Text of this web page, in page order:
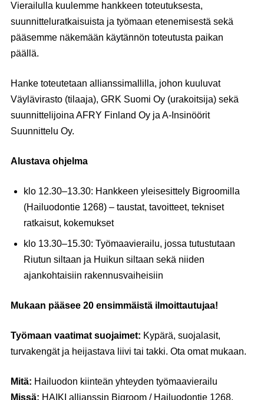
Vierailulla kuulemme hankkeen toteutuksesta,
suunnitteluratkaisuista ja työmaan etenemisestä sekä
pääsemme näkemään käytännön toteutusta paikan
päällä.
Hanke toteutetaan allianssimallilla, johon kuuluvat
Väylävirasto (tilaaja), GRK Suomi Oy (urakoitsija) sekä
suunnittelijoina AFRY Finland Oy ja A-Insinöörit
Suunnittelu Oy.
Alustava ohjelma
klo 12.30–13.30: Hankkeen yleisesittely Bigroomilla
(Hailuodontie 1268) – taustat, tavoitteet, tekniset
ratkaisut, kokemukset
klo 13.30–15.30: Työmaavierailu, jossa tutustutaan
Riutun siltaan ja Huikun siltaan sekä niiden
ajankohtaisiin rakennusvaiheisiin
Mukaan pääsee 20 ensimmäistä ilmoittautujaa!
Työmaan vaatimat suojaimet: Kypärä, suojalasit,
turvakengät ja heijastava liivi tai takki. Ota omat mukaan.
Mitä: Hailuodon kiinteän yhteyden työmaavierailu
Missä: HAIKI allianssin Bigroom / Hailuodontie 1268,